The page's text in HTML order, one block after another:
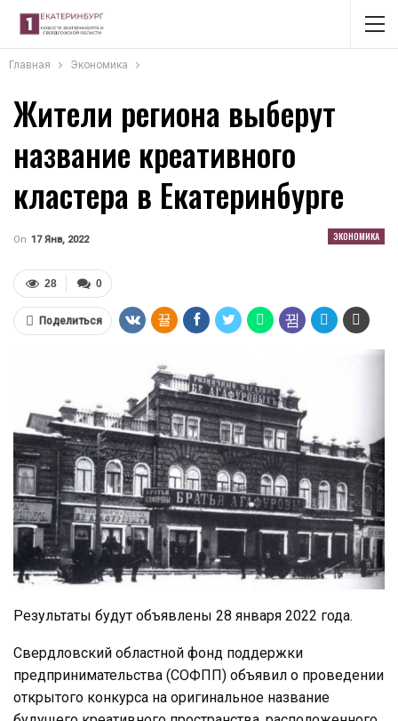
Главная Экономика
Жители региона выберут
название креативного
кластера в Екатеринбурге
ЭКОНОМИКА
On 17 Янв, 2022
0
28
Поделиться
Результаты будут объявлены 28 января 2022 года.
Свердловский областной фонд поддержки
предпринимательства (СОФПП) объявил о проведении
открытого конкурса на оригинальное название